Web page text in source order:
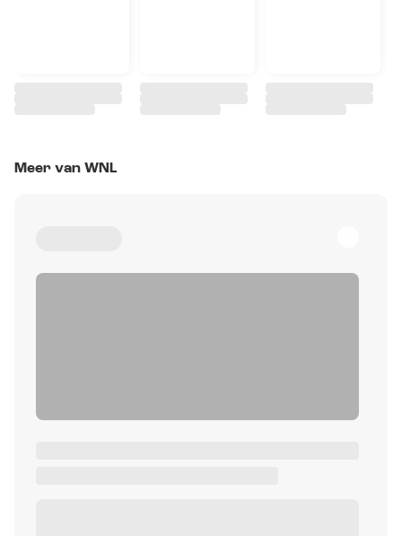
Meer van WNL